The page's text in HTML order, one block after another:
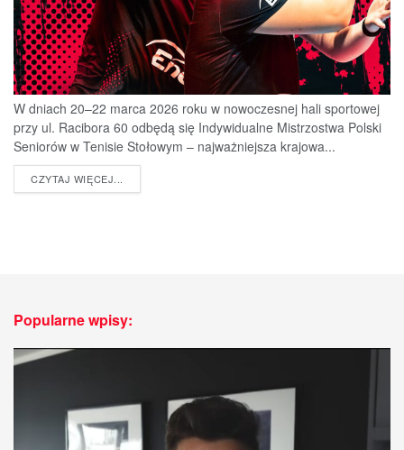
W dniach 20–22 marca 2026 roku w nowoczesnej hali sportowej
przy ul. Racibora 60 odbędą się Indywidualne Mistrzostwa Polski
Seniorów w Tenisie Stołowym – najważniejsza krajowa...
CZYTAJ WIĘCEJ...
Popularne wpisy: